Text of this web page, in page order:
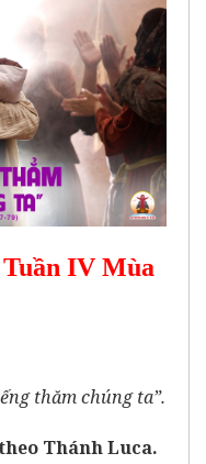
Tuần IV Mùa
thăm chúng ta”.
Thánh Luca.